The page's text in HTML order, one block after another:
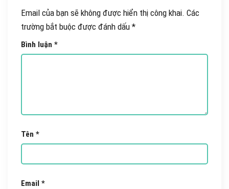
Email của bạn sẽ không được hiển thị công khai. Các
trường bắt buộc được đánh dấu *
Bình luận *
Tên *
Email *